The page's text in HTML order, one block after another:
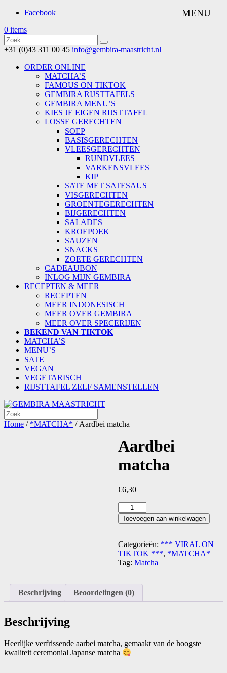
Facebook
0 items
+31 (0)43 311 00 45 info@gembira-maastricht.nl
ORDER ONLINE
MATCHA’S
FAMOUS ON TIKTOK
GEMBIRA RIJSTTAFELS
GEMBIRA MENU’S
KIES JE EIGEN RIJSTTAFEL
LOSSE GERECHTEN
SOEP
BASISGERECHTEN
VLEESGERECHTEN
RUNDVLEES
VARKENSVLEES
KIP
SATE MET SATESAUS
VISGERECHTEN
GROENTEGERECHTEN
BIJGERECHTEN
SALADES
KROEPOEK
SAUZEN
SNACKS
ZOETE GERECHTEN
CADEAUBON
INLOG MIJN GEMBIRA
RECEPTEN & MEER
RECEPTEN
MEER INDONESISCH
MEER OVER GEMBIRA
MEER OVER SPECERIJEN
BEKEND VAN TIKTOK
MATCHA’S
MENU’S
SATE
VEGAN
VEGETARISCH
RIJSTTAFEL ZELF SAMENSTELLEN
Home / *MATCHA* / Aardbei matcha
Aardbei
matcha
€6,30
Aardbei
matcha
aantal
Toevoegen aan winkelwagen
Categorieën: *** VIRAL ON
TIKTOK ***, *MATCHA*
Tag: Matcha
Beschrijving Beoordelingen (0)
Beschrijving
Heerlijke verfrissende aarbei matcha, gemaakt van de hoogste
kwaliteit ceremonial Japanse matcha